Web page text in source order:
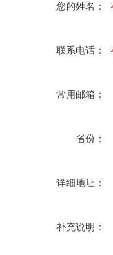
您的姓名：
联系电话：
常用邮箱：
省份：
详细地址：
补充说明：